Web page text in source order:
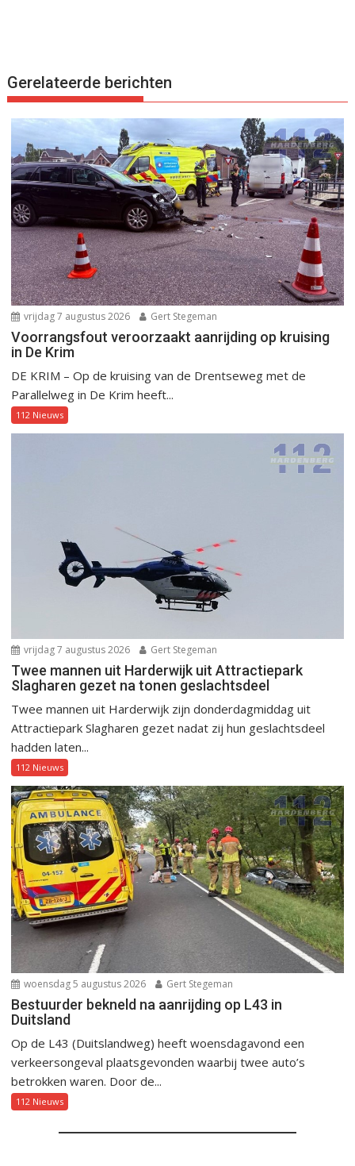
Gerelateerde berichten
vrijdag 7 augustus 2026 Gert Stegeman
Voorrangsfout veroorzaakt aanrijding op kruising
in De Krim
DE KRIM – Op de kruising van de Drentseweg met de
Parallelweg in De Krim heeft...
112 Nieuws
vrijdag 7 augustus 2026 Gert Stegeman
Twee mannen uit Harderwijk uit Attractiepark
Slagharen gezet na tonen geslachtsdeel
Twee mannen uit Harderwijk zijn donderdagmiddag uit
Attractiepark Slagharen gezet nadat zij hun geslachtsdeel
hadden laten...
112 Nieuws
woensdag 5 augustus 2026 Gert Stegeman
Bestuurder bekneld na aanrijding op L43 in
Duitsland
Op de L43 (Duitslandweg) heeft woensdagavond een
verkeersongeval plaatsgevonden waarbij twee auto’s
betrokken waren. Door de...
112 Nieuws